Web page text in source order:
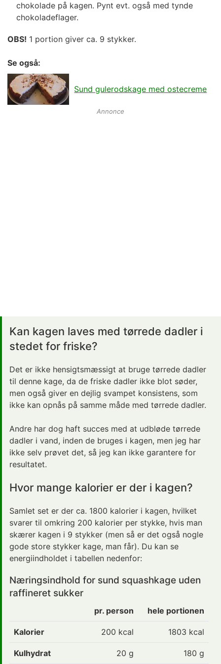
chokolade på kagen. Pynt evt. også med tynde
chokoladeflager.
OBS! 1 portion giver ca. 9 stykker.
Se også:
Sund gulerodskage med ostecreme
Annonce
Kan kagen laves med tørrede dadler i
stedet for friske?
Det er ikke hensigtsmæssigt at bruge tørrede dadler
til denne kage, da de friske dadler ikke blot søder,
men også giver en dejlig svampet konsistens, som
ikke kan opnås på samme måde med tørrede dadler.
Andre har dog haft succes med at udbløde tørrede
dadler i vand, inden de bruges i kagen, men jeg har
ikke selv prøvet det, så jeg kan ikke garantere for
resultatet.
Hvor mange kalorier er der i kagen?
Samlet set er der ca. 1800 kalorier i kagen, hvilket
svarer til omkring 200 kalorier per stykke, hvis man
skærer kagen i 9 stykker (men så er det også nogle
gode store stykker kage, man får). Du kan se
energiindholdet i tabellen nedenfor:
Næringsindhold for sund squashkage uden
raffineret sukker
pr. person hele portionen
Kalorier 200 kcal 1803 kcal
Kulhydrat 20 g 180 g